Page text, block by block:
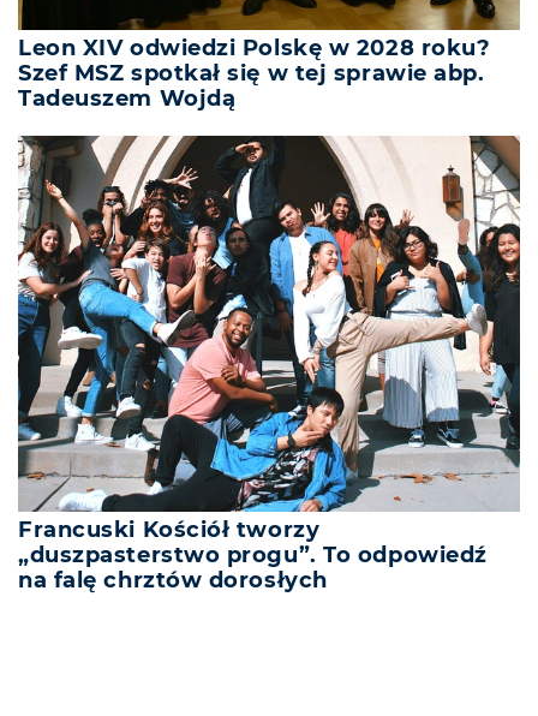
Leon XIV odwiedzi Polskę w 2028 roku?
Szef MSZ spotkał się w tej sprawie abp.
Tadeuszem Wojdą
Francuski Kościół tworzy
„duszpasterstwo progu”. To odpowiedź
na falę chrztów dorosłych